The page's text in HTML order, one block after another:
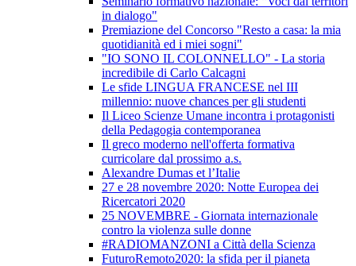
in dialogo"
Premiazione del Concorso "Resto a casa: la mia
quotidianità ed i miei sogni"
"IO SONO IL COLONNELLO" - La storia
incredibile di Carlo Calcagni
Le sfide LINGUA FRANCESE nel III
millennio: nuove chances per gli studenti
Il Liceo Scienze Umane incontra i protagonisti
della Pedagogia contemporanea
Il greco moderno nell'offerta formativa
curricolare dal prossimo a.s.
Alexandre Dumas et l’Italie
27 e 28 novembre 2020: Notte Europea dei
Ricercatori 2020
25 NOVEMBRE - Giornata internazionale
contro la violenza sulle donne
#RADIOMANZONI a Città della Scienza
FuturoRemoto2020: la sfida per il pianeta